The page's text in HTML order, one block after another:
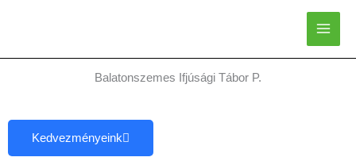
Balatonszemes Ifjúsági Tábor P.
Kedvezményeink